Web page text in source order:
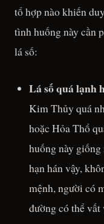
tổ hợp nào khiến
tình huống này cần
lá số:
Lá số quá lạnh
Kim Thủy quá
hoặc Hỏa Thổ
huống này
hạn hán vậy,
mệnh, người có
đường có thể vất